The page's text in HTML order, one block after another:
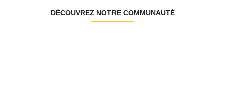
DÉCOUVREZ NOTRE COMMUNAUTÉ